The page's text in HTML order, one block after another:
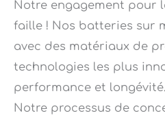
faille ! Nos batteries sur
avec des matériaux de
technologies les plus
performance et
Notre processus de
une écoute attentive de